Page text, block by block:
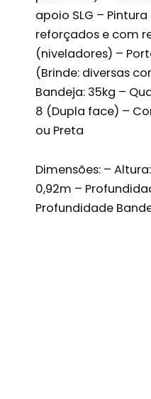
apoio SLG –
reforçados e com
(niveladores) –
(Brinde: diversas
Bandeja: 35kg –
8 (Dupla face) –
ou Preta
Dimensões: –
0,92m –
Profundidade